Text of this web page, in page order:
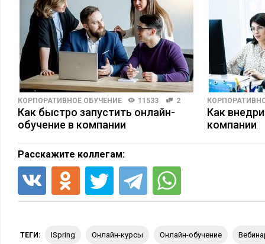
КОРПОРАТИВНОЕ ОБУЧЕНИЕ 11533 2
Как быстро запустить онлайн-
обучение в компании
Как
компании
Расскажите коллегам:
ТЕГИ: iSpring онлайн-курсы онлайн-обучение